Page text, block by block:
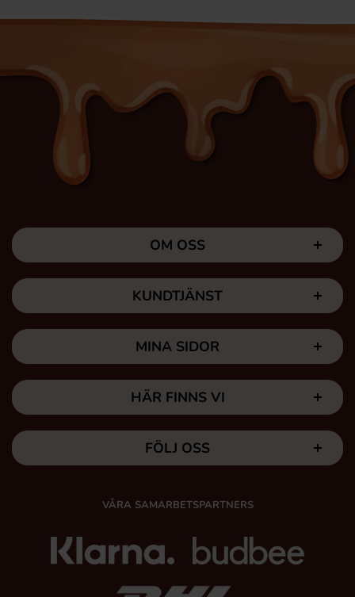
OM OSS
KUNDTJÄNST
MINA SIDOR
HÄR FINNS VI
FÖLJ OSS
VÅRA SAMARBETSPARTNERS